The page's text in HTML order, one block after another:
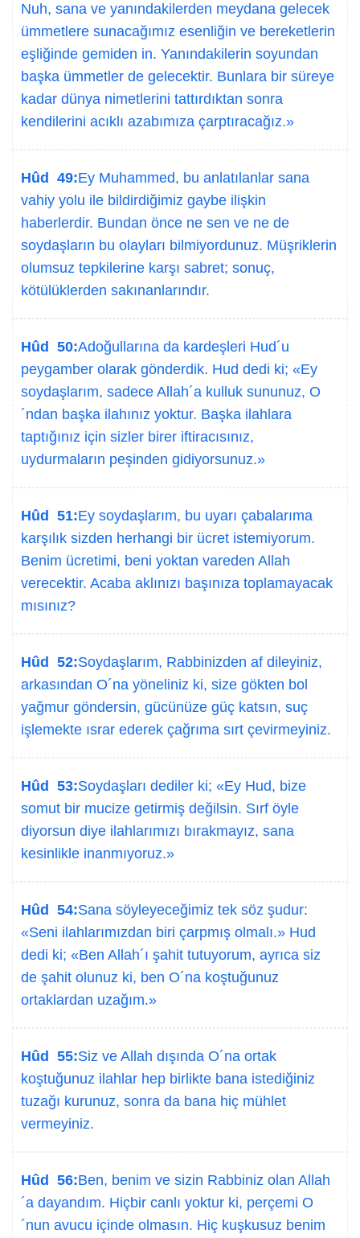
Nuh, sana ve yanındakilerden meydana gelecek
ümmetlere sunacağımız esenliğin ve bereketlerin
eşliğinde gemiden in. Yanındakilerin soyundan
başka ümmetler de gelecektir. Bunlara bir süreye
kadar dünya nimetlerini tattırdıktan sonra
kendilerini acıklı azabımıza çarptıracağız.»
Hûd 49:Ey Muhammed, bu anlatılanlar sana
vahiy yolu ile bildirdiğimiz gaybe ilişkin
haberlerdir. Bundan önce ne sen ve ne de
soydaşların bu olayları bilmiyordunuz. Müşriklerin
olumsuz tepkilerine karşı sabret; sonuç,
kötülüklerden sakınanlarındır.
Hûd 50:Adoğullarına da kardeşleri Hud´u
peygamber olarak gönderdik. Hud dedi ki; «Ey
soydaşlarım, sadece Allah´a kulluk sununuz, O
´ndan başka ilahınız yoktur. Başka ilahlara
taptığınız için sizler birer iftiracısınız,
uydurmaların peşinden gidiyorsunuz.»
Hûd 51:Ey soydaşlarım, bu uyarı çabalarıma
karşılık sizden herhangi bir ücret istemiyorum.
Benim ücretimi, beni yoktan vareden Allah
verecektir. Acaba aklınızı başınıza toplamayacak
mısınız?
Hûd 52:Soydaşlarım, Rabbinizden af dileyiniz,
arkasından O´na yöneliniz ki, size gökten bol
yağmur göndersin, gücünüze güç katsın, suç
işlemekte ısrar ederek çağrıma sırt çevirmeyiniz.
Hûd 53:Soydaşları dediler ki; «Ey Hud, bize
somut bir mucize getirmiş değilsin. Sırf öyle
diyorsun diye ilahlarımızı bırakmayız, sana
kesinlikle inanmıyoruz.»
Hûd 54:Sana söyleyeceğimiz tek söz şudur:
«Seni ilahlarımızdan biri çarpmış olmalı.» Hud
dedi ki; «Ben Allah´ı şahit tutuyorum, ayrıca siz
de şahit olunuz ki, ben O´na koştuğunuz
ortaklardan uzağım.»
Hûd 55:Siz ve Allah dışında O´na ortak
koştuğunuz ilahlar hep birlikte bana istediğiniz
tuzağı kurunuz, sonra da bana hiç mühlet
vermeyiniz.
Hûd 56:Ben, benim ve sizin Rabbiniz olan Allah
´a dayandım. Hiçbir canlı yoktur ki, perçemi O
´nun avucu içinde olmasın. Hiç kuşkusuz benim